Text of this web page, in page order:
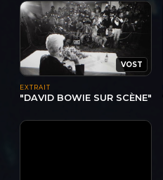
VOST
EXTRAIT
"DAVID BOWIE SUR SCÈNE"